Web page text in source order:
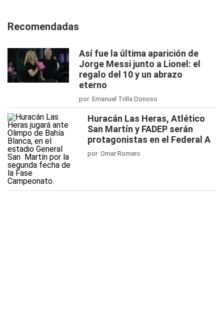
Recomendadas
Así fue la última aparición de
Jorge Messi junto a Lionel: el
regalo del 10 y un abrazo
eterno
por Emanuel Trilla Donoso
Huracán Las Heras, Atlético
San Martín y FADEP serán
protagonistas en el Federal A
por Omar Romero